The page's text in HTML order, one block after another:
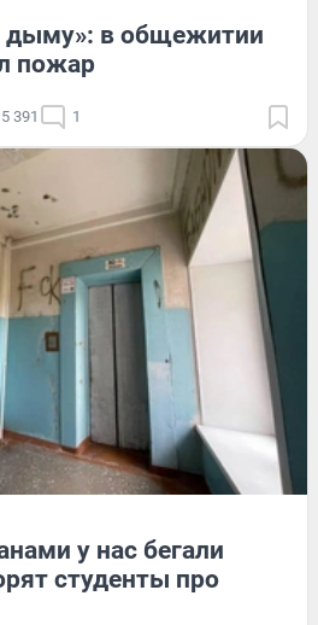
дыму»: в общежитии
пожар
5 391 1
у нас бегали
студенты про